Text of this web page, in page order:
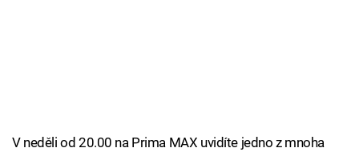
V neděli od 20.00 na Prima MAX uvidíte jedno z mnoha